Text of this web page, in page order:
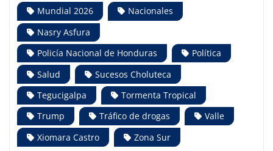
Mundial 2026
Nacionales
Nasry Asfura
Policía Nacional de Honduras
Política
Salud
Sucesos Choluteca
Tegucigalpa
Tormenta Tropical
Trump
Tráfico de drogas
Valle
Xiomara Castro
Zona Sur